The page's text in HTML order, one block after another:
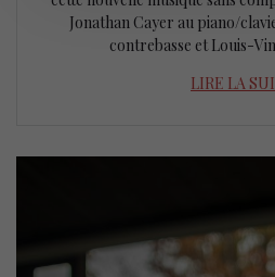
Jonathan Cayer au piano/
contrebasse et Louis-
LIRE LA